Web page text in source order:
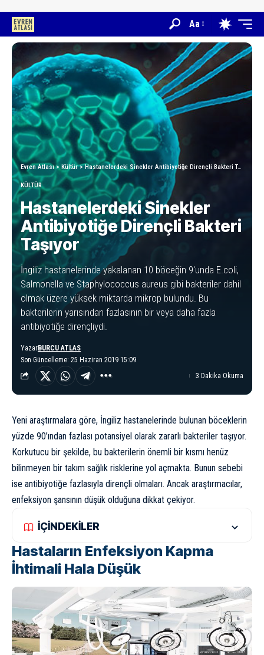
Aa
Evren Atlası>Kültür>Hastanelerdeki Sinekler Antibiyotiğe Dirençli Bakteri Taşıyor
KÜLTÜR
Hastanelerdeki Sinekler
Antibiyotiğe Dirençli Bakteri
Taşıyor
İngiliz hastanelerinde yakalanan 10 böceğin 9'unda E.coli,
Salmonella ve Staphylococcus aureus gibi bakteriler dahil
olmak üzere yüksek miktarda mikrop bulundu. Bu
bakterilerin yarısından fazlasının bir veya daha fazla
antibiyotiğe dirençliydi.
Son Güncelleme: 25 Haziran 2019 15:09
YazarBURCU ATLAS
3 Dakika Okuma
Yeni araştırmalara göre, İngiliz hastanelerinde bulunan böceklerin
yüzde 90’ından fazlası potansiyel olarak zararlı bakteriler taşıyor.
Korkutucu bir şekilde, bu bakterilerin önemli bir kısmı henüz
bilinmeyen bir takım sağlık risklerine yol açmakta. Bunun sebebi
ise antibiyotiğe fazlasıyla dirençli olmaları. Ancak araştırmacılar,
enfeksiyon şansının düşük olduğuna dikkat çekiyor.
İÇİNDEKİLER
Hastaların Enfeksiyon Kapma
İhtimali Hala Düşük